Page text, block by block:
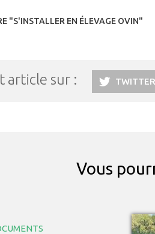
"S'INSTALLER EN ÉLEVAGE OVIN"
article sur : TWITTER
Vous